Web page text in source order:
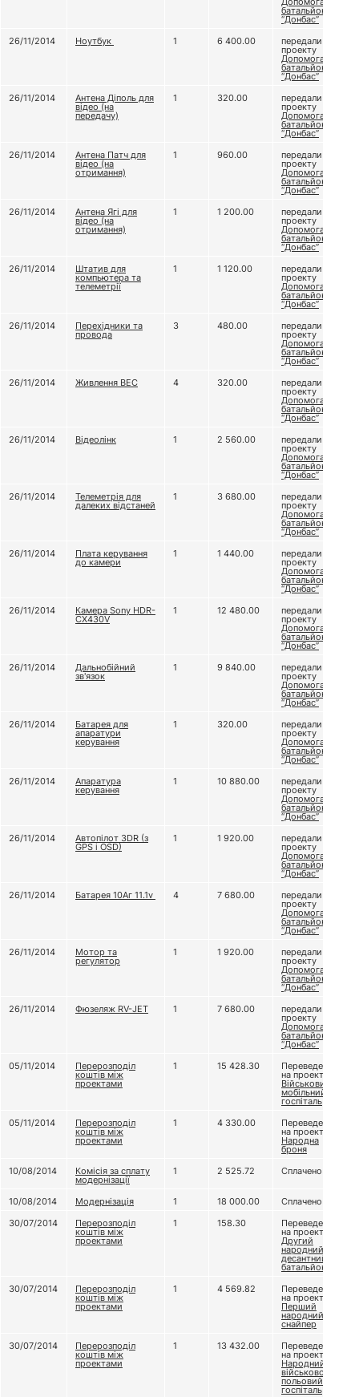
батальйону
“Донбас”
26/11/2014
Ноутбук 1 6 400.00 передали
проекту
Допомога
батальйону
“Донбас”
26/11/2014
Антена Діполь для
відео (на
передачу)
1 320.00 передали
проекту
Допомога
батальйону
“Донбас”
26/11/2014
Антена Патч для
відео (на
отримання)
1 960.00 передали
проекту
Допомога
батальйону
“Донбас”
26/11/2014
Антена Ягі для
відео (на
отримання)
1 1 200.00 передали
проекту
Допомога
батальйону
“Донбас”
26/11/2014
Штатив для
компьютера та
телеметрії
1 1 120.00 передали
проекту
Допомога
батальйону
“Донбас”
26/11/2014
Перехідники та
провода
3 480.00 передали
проекту
Допомога
батальйону
“Донбас”
26/11/2014
Живлення ВЕС 4 320.00 передали
проекту
Допомога
батальйону
“Донбас”
26/11/2014
Відеолінк 1 2 560.00 передали
проекту
Допомога
батальйону
“Донбас”
26/11/2014
Телеметрія для
далеких відстаней
1 3 680.00 передали
проекту
Допомога
батальйону
“Донбас”
26/11/2014
Плата керування
до камери
1 1 440.00 передали
проекту
Допомога
батальйону
“Донбас”
26/11/2014
Камера Sony HDR-
CX430V
1 12 480.00 передали
проекту
Допомога
батальйону
“Донбас”
26/11/2014
Дальнобійний
зв'язок
1 9 840.00 передали
проекту
Допомога
батальйону
“Донбас”
26/11/2014
Батарея для
апаратури
керування
1 320.00 передали
проекту
Допомога
батальйону
“Донбас”
26/11/2014
Апаратура
керування
1 10 880.00 передали
проекту
Допомога
батальйону
“Донбас”
26/11/2014
Автопілот 3DR (з
GPS і OSD)
1 1 920.00 передали
проекту
Допомога
батальйону
“Донбас”
26/11/2014
Батарея 10Аг 11.1v 4 7 680.00 передали
проекту
Допомога
батальйону
“Донбас”
26/11/2014
Мотор та
регулятор
1 1 920.00 передали
проекту
Допомога
батальйону
“Донбас”
26/11/2014
Фюзеляж RV-JET 1 7 680.00 передали
проекту
Допомога
батальйону
“Донбас”
05/11/2014
Перерозподіл
коштів між
проектами
1 15 428.30 Переведено
на проект
Військовий
мобільний
госпіталь
05/11/2014
Перерозподіл
коштів між
проектами
1 4 330.00 Переведено
на проект
Народна
броня
10/08/2014
Комісія за сплату
модернізації
1 2 525.72 Сплачено
10/08/2014 Модернізація 1 18 000.00
Сплачено
30/07/2014
Перерозподіл
коштів між
проектами
1 158.30 Переведено
на проект
Другий
народний
десантний
батальйон
30/07/2014
Перерозподіл
коштів між
проектами
1 4 569.82 Переведено
на проект
Перший
народний
снайпер
30/07/2014
Перерозподіл
коштів між
проектами
1 13 432.00 Переведено
на проект
Народний
військово-
польовий
госпіталь